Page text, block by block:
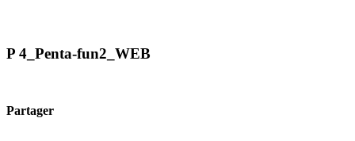
P 4_Penta-fun2_WEB
Partager